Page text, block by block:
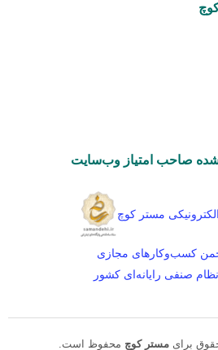
صاحب امتیاز وب‌سایت
برایمستر کوچ محفوظ است.